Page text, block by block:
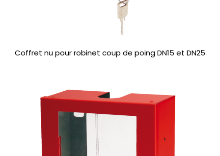
Coffret nu pour robinet coup de poing DN15 et DN25